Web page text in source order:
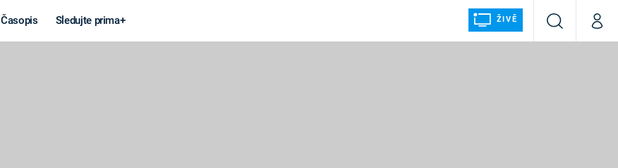
Časopis Sledujte prima+ ŽIVĚ
VyhledáváníMůj